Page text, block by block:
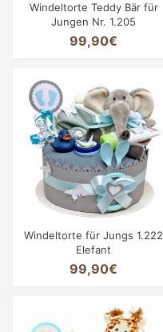
Windeltorte Teddy Bär für
Jungen Nr. 1.205
99,90€
Windeltorte für Jungs 1.222
Elefant
99,90€